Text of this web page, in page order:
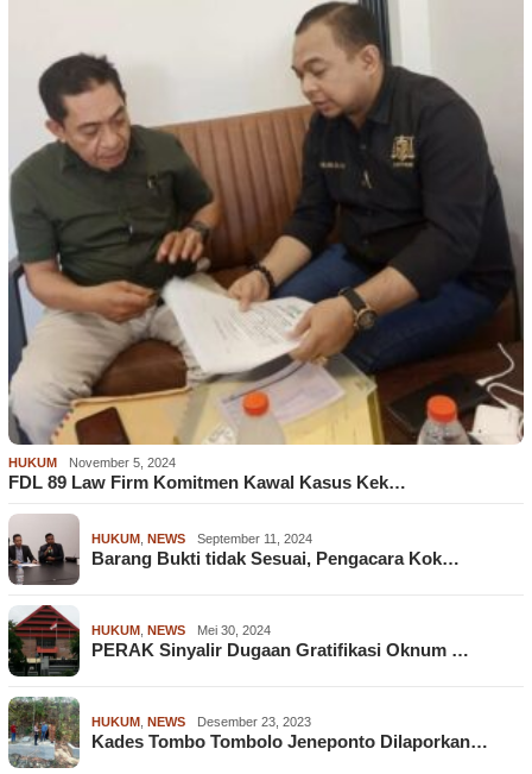
HUKUM November 5, 2024
FDL 89 Law Firm Komitmen Kawal Kasus Kek…
HUKUM NEWS September 11, 2024
Barang Bukti tidak Sesuai, Pengacara Kok…
HUKUM NEWS Mei 30, 2024
PERAK Sinyalir Dugaan Gratifikasi Oknum …
HUKUM NEWS Desember 23, 2023
Kades Tombo Tombolo Jeneponto Dilaporkan…